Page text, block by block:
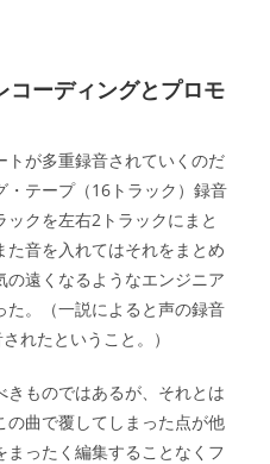
コーディングとプロモ
トが多重録音されていくのだ
・テープ（16トラック）録音
クを左右2トラックにまと
音を入れてはそれをまとめ
の遠くなるようなエンジニア
。（一説によると声の録音
れたということ。）
きものではあるが、それとは
の曲で覆してしまった点が他
ったく編集することなくフ